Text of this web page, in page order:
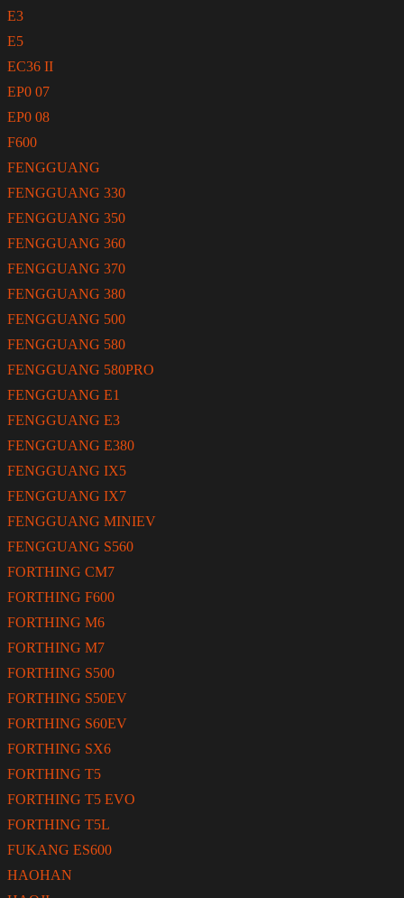
E3
E5
EC36 II
EP0 07
EP0 08
F600
FENGGUANG
FENGGUANG 330
FENGGUANG 350
FENGGUANG 360
FENGGUANG 370
FENGGUANG 380
FENGGUANG 500
FENGGUANG 580
FENGGUANG 580PRO
FENGGUANG E1
FENGGUANG E3
FENGGUANG E380
FENGGUANG IX5
FENGGUANG IX7
FENGGUANG MINIEV
FENGGUANG S560
FORTHING CM7
FORTHING F600
FORTHING M6
FORTHING M7
FORTHING S500
FORTHING S50EV
FORTHING S60EV
FORTHING SX6
FORTHING T5
FORTHING T5 EVO
FORTHING T5L
FUKANG ES600
HAOHAN